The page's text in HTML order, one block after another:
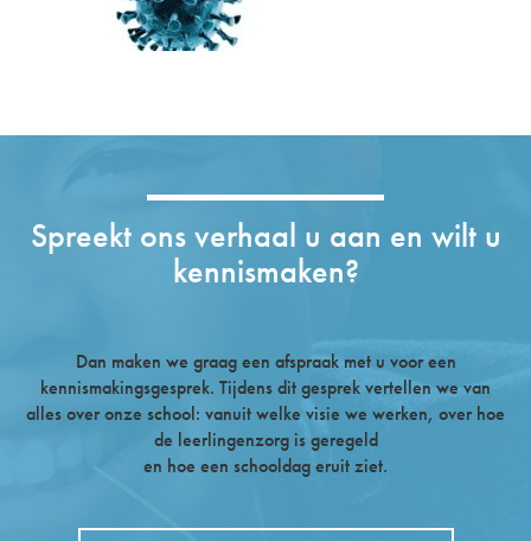
Spreekt ons verhaal u aan en wilt u
kennismaken?
Dan maken we graag een afspraak met u voor een
kennismakingsgesprek. Tijdens dit gesprek vertellen we van
alles over onze school: vanuit welke visie we werken, over hoe
de leerlingenzorg is geregeld
en hoe een schooldag eruit ziet.